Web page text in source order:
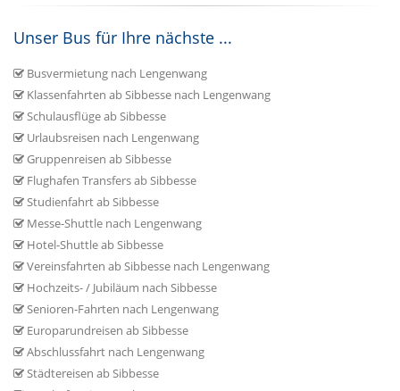
Unser Bus für Ihre nächste ...
Busvermietung nach Lengenwang
Klassenfahrten ab Sibbesse nach Lengenwang
Schulausflüge ab Sibbesse
Urlaubsreisen nach Lengenwang
Gruppenreisen ab Sibbesse
Flughafen Transfers ab Sibbesse
Studienfahrt ab Sibbesse
Messe-Shuttle nach Lengenwang
Hotel-Shuttle ab Sibbesse
Vereinsfahrten ab Sibbesse nach Lengenwang
Hochzeits- / Jubiläum nach Sibbesse
Senioren-Fahrten nach Lengenwang
Europarundreisen ab Sibbesse
Abschlussfahrt nach Lengenwang
Städtereisen ab Sibbesse